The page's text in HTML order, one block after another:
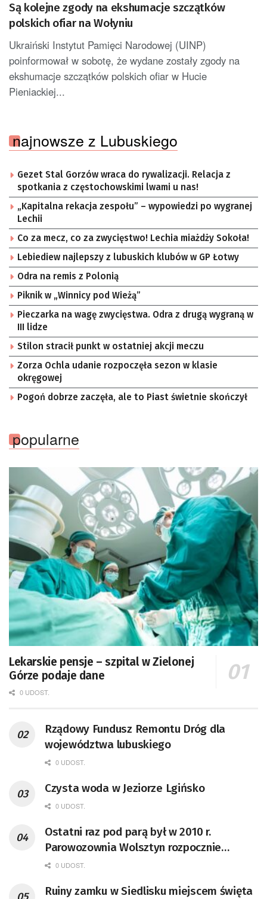
Są kolejne zgody na ekshumacje szczątków
polskich ofiar na Wołyniu
Ukraiński Instytut Pamięci Narodowej (UINP)
poinformował w sobotę, że wydane zostały zgody na
ekshumacje szczątków polskich ofiar w Hucie
Pieniackiej...
najnowsze z Lubuskiego
Gezet Stal Gorzów wraca do rywalizacji. Relacja z
spotkania z częstochowskimi lwami u nas!
„Kapitalna rekacja zespołu” – wypowiedzi po wygranej
Lechii
Co za mecz, co za zwycięstwo! Lechia miażdży Sokoła!
Lebiediew najlepszy z lubuskich klubów w GP Łotwy
Odra na remis z Polonią
Piknik w „Winnicy pod Wieżą”
Pieczarka na wagę zwycięstwa. Odra z drugą wygraną w
III lidze
Stilon stracił punkt w ostatniej akcji meczu
Zorza Ochla udanie rozpoczęła sezon w klasie
okręgowej
Pogoń dobrze zaczęła, ale to Piast świetnie skończył
popularne
Lekarskie pensje – szpital w Zielonej
Górze podaje dane
0 UDOST.
Rządowy Fundusz Remontu Dróg dla
województwa lubuskiego
0 UDOST.
Czysta woda w Jeziorze Lgińsko
0 UDOST.
Ostatni raz pod parą był w 2010 r.
Parowozownia Wolsztyn rozpocznie
remont unikatowego Tr5-65
0 UDOST.
Ruiny zamku w Siedlisku miejscem święta